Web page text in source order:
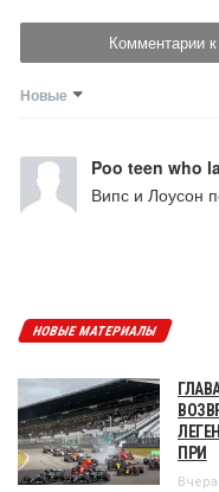
Комментарии
Новые
Poo teen who
Випс и Лоусон
НОВЫЕ МАТЕРИАЛЫ
ПРИ